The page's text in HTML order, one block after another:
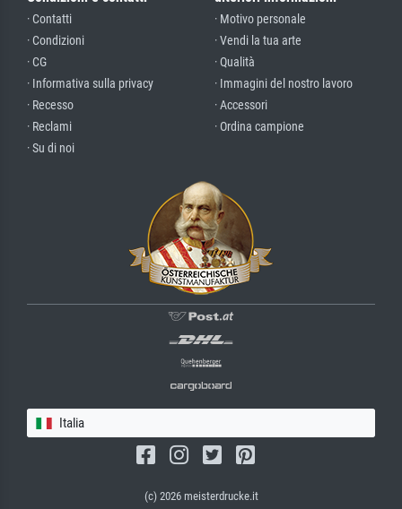
· Contatti
· Condizioni
· CG
· Informativa sulla privacy
· Recesso
· Reclami
· Su di noi
· Motivo personale
· Vendi la tua arte
· Qualità
· Immagini del nostro lavoro
· Accessori
· Ordina campione
Italia
(c) 2026 meisterdrucke.it